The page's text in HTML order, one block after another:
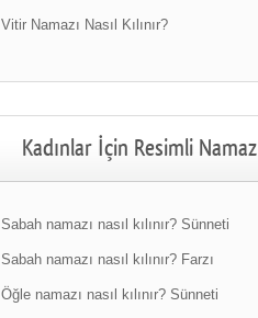
Vitir Namazı Nasıl Kılınır?
Kadınlar İçin Resimli Namaz
Sabah namazı nasıl kılınır? Sünneti
Sabah namazı nasıl kılınır? Farzı
Öğle namazı nasıl kılınır? Sünneti